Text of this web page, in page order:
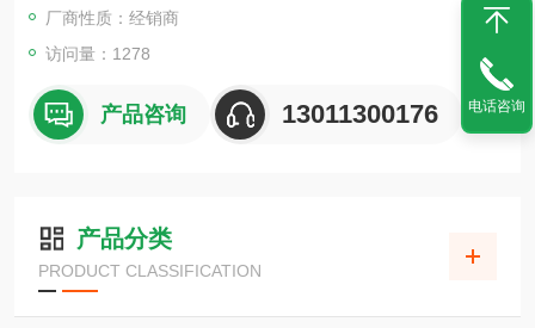
厂商性质：经销商
访问量：1278
产品咨询 13011300176
产品分类
PRODUCT CLASSIFICATION
电话咨询